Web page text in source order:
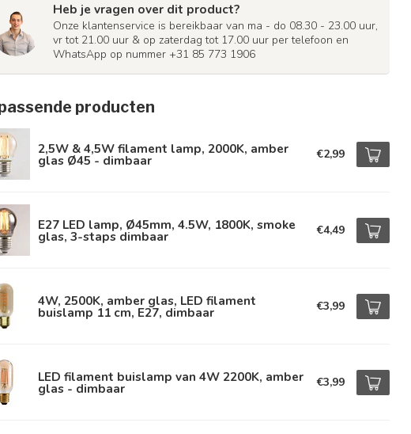
Heb je vragen over dit product?
Onze klantenservice is bereikbaar van ma - do 08.30 - 23.00 uur,
vr tot 21.00 uur & op zaterdag tot 17.00 uur per telefoon en
WhatsApp op nummer +31 85 773 1906
producten
2,5W & 4,5W filament lamp, 2000K, amber
glas Ø45 - dimbaar €2,99
E27 LED lamp, Ø45mm, 4.5W, 1800K, smoke
glas, 3-staps dimbaar €4,49
4W, 2500K, amber glas, LED filament
buislamp 11 cm, E27, dimbaar €3,99
LED filament buislamp van 4W 2200K, amber
glas - dimbaar €3,99